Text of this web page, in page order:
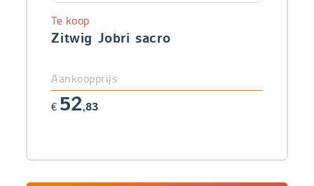
Zitwig Jobri sacro
Te koop
Aankoopprijs
€ 52,83